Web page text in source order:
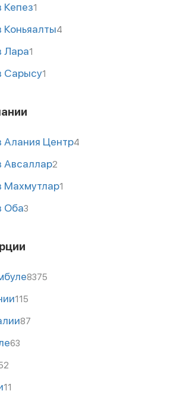
Кепез1
4
Лара1
Сарысу1
Алания Центр4
Авсаллар2
Махмутлар1
Оба3
8375
115
87
63
11